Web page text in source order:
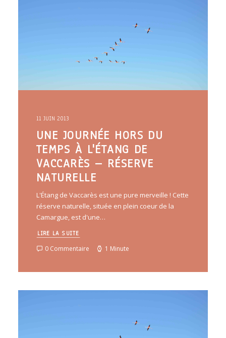
faire le quiz
Recherche
Panier
11 JUIN 2013
UNE JOURNÉE HORS DU
TEMPS À L'ÉTANG DE
VACCARÈS – RÉSERVE
NATURELLE
L'Étang de Vaccarès est une pure merveille ! Cette
réserve naturelle, située en plein coeur de la
Camargue, est d'une…
LIRE LA SUITE
0 Commentaire 1 Minute